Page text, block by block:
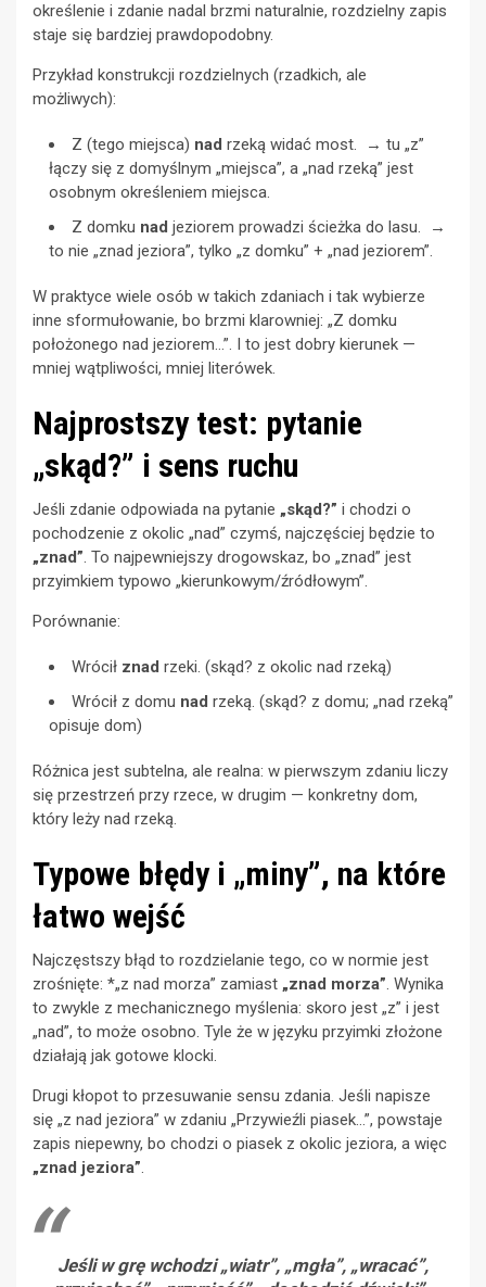
określenie i zdanie nadal brzmi naturalnie, rozdzielny zapis
staje się bardziej prawdopodobny.
Przykład konstrukcji rozdzielnych (rzadkich, ale
możliwych):
Z (tego miejsca) nad rzeką widać most. → tu „z”
łączy się z domyślnym „miejsca”, a „nad rzeką” jest
osobnym określeniem miejsca.
Z domku nad jeziorem prowadzi ścieżka do lasu. →
to nie „znad jeziora”, tylko „z domku” + „nad jeziorem”.
W praktyce wiele osób w takich zdaniach i tak wybierze
inne sformułowanie, bo brzmi klarowniej: „Z domku
położonego nad jeziorem…”. I to jest dobry kierunek —
mniej wątpliwości, mniej literówek.
Najprostszy test: pytanie
„skąd?” i sens ruchu
Jeśli zdanie odpowiada na pytanie „skąd?” i chodzi o
pochodzenie z okolic „nad” czymś, najczęściej będzie to
„znad”. To najpewniejszy drogowskaz, bo „znad” jest
przyimkiem typowo „kierunkowym/źródłowym”.
Porównanie:
Wrócił znad rzeki. (skąd? z okolic nad rzeką)
Wrócił z domu nad rzeką. (skąd? z domu; „nad rzeką”
opisuje dom)
Różnica jest subtelna, ale realna: w pierwszym zdaniu liczy
się przestrzeń przy rzece, w drugim — konkretny dom,
który leży nad rzeką.
Typowe błędy i „miny”, na które
łatwo wejść
Najczęstszy błąd to rozdzielanie tego, co w normie jest
zrośnięte: *„z nad morza” zamiast „znad morza”. Wynika
to zwykle z mechanicznego myślenia: skoro jest „z” i jest
„nad”, to może osobno. Tyle że w języku przyimki złożone
działają jak gotowe klocki.
Drugi kłopot to przesuwanie sensu zdania. Jeśli napisze
się „z nad jeziora” w zdaniu „Przywieźli piasek…”, powstaje
zapis niepewny, bo chodzi o piasek z okolic jeziora, a więc
„znad jeziora”.
Jeśli w grę wchodzi „wiatr”, „mgła”, „wracać”,